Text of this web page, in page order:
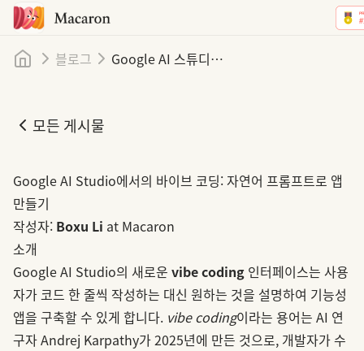
홈 블로그 Google AI 스튜디오에서의 바이브 코딩: 자연어 프롬프트로 앱 만들기
모든 게시물
Google AI 스튜디오에서의 바이브 코딩: 자연어 프롬프트로 앱
Google AI Studio에서의 바이브 코딩: 자연어 프롬프트로 앱
만들기
작성자: Boxu Li at Macaron
소개
Google AI Studio의 새로운 vibe coding 인터페이스는 사용
자가 코드 한 줄씩 작성하는 대신 원하는 것을 설명하여 기능성
앱을 구축할 수 있게 합니다. vibe coding이라는 용어는 AI 연
구자 Andrej Karpathy가 2025년에 만든 것으로, 개발자가 수